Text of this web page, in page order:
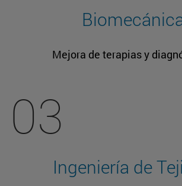
Mejora de terapias y
03
Ingeniería de